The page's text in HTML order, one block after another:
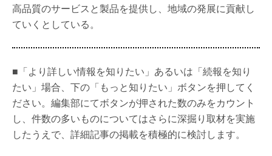
高品質のサービスと製品を提供し、地域の発展に貢献し
ていくとしている。
■「より詳しい情報を知りたい」あるいは「続報を知り
たい」場合、下の「もっと知りたい」ボタンを押してく
ださい。編集部にてボタンが押された数のみをカウント
し、件数の多いものについてはさらに深掘り取材を実施
したうえで、詳細記事の掲載を積極的に検討します。